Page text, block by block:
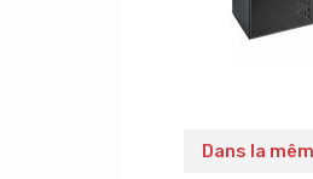
Dans la